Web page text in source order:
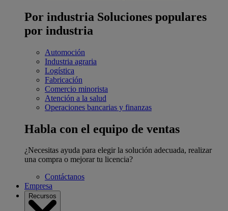
Por industria Soluciones populares
por industria
Automoción
Industria agraria
Logística
Fabricación
Comercio minorista
Atención a la salud
Operaciones bancarias y finanzas
Habla con el equipo de ventas
¿Necesitas ayuda para elegir la solución adecuada, realizar
una compra o mejorar tu licencia?
Contáctanos
Empresa
Recursos